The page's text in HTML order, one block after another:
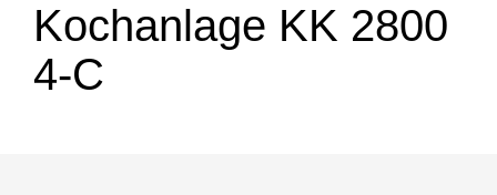
KERRES GROUP
KARRIERE
Kochanlage KK 2800
4-C